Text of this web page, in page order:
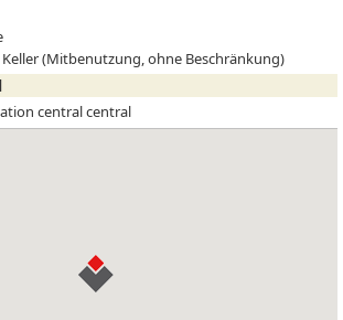
(Mitbenutzung, ohne Beschränkung)
central central